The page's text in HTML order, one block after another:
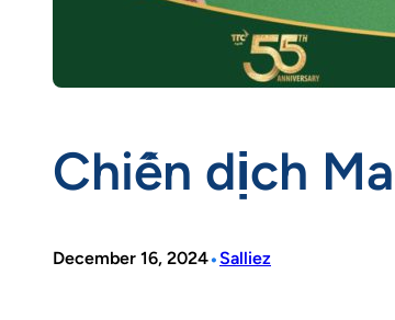
Chiến dịch
December 16, 2024• Salliez